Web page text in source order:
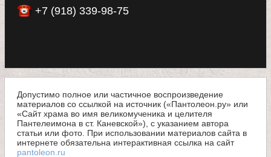
+7 (918) 339-98-75
Допустимо полное или частичное воспроизведение
материалов со ссылкой на источник («Пантолеон.ру» или
«Сайт храма во имя великомученика и целителя
Пантелеимона в ст. Каневской»), с указанием автора
статьи или фото. При использовании материалов сайта в
интернете обязательна интерактивная ссылка на сайт
pantoleon.ru